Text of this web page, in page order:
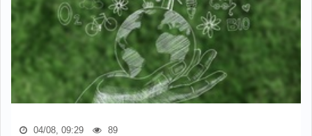
04/08, 09:29 89